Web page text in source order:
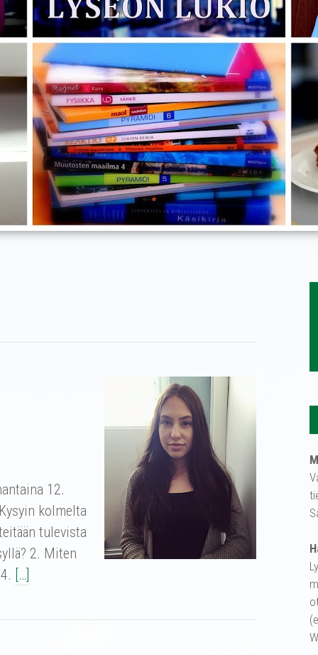
12.
kolmelta
tulevista
2. Miten
[…]